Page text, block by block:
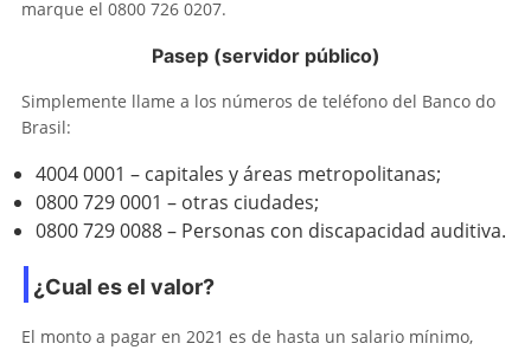
marque el 0800 726 0207.
Pasep (servidor público)
Simplemente llame a los números de teléfono del Banco do
Brasil:
4004 0001 – capitales y áreas metropolitanas;
0800 729 0001 – otras ciudades;
0800 729 0088 – Personas con discapacidad auditiva.
¿Cual es el valor?
El monto a pagar en 2021 es de hasta un salario mínimo,